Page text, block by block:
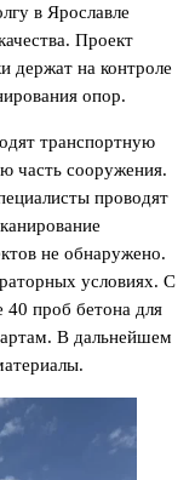
в Ярославле
Проект
держат на контроле
опор.
транспортную
часть сооружения.
проводят
не обнаружено.
условиях. С
40 проб бетона для
В дальнейшем